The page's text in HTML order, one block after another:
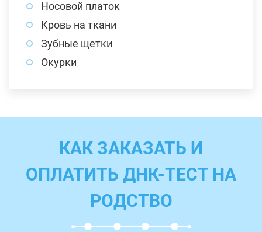
Носовой платок
Кровь на ткани
Зубные щетки
Окурки
КАК ЗАКАЗАТЬ И
ОПЛАТИТЬ ДНК-ТЕСТ НА
РОДСТВО